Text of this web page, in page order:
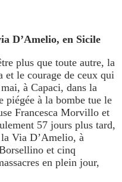
D’Amelio, en Sicile
plus que toute autre, la
le courage de ceux qui
à Capaci, dans la
piégée à la bombe tue le
Francesca Morvillo et
57 jours plus tard,
Via D’Amelio, à
et cinq
en plein jour,